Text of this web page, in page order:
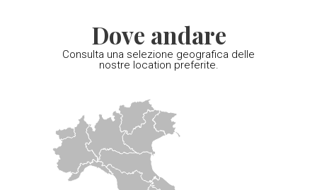
Dove andare
Consulta una selezione geografica delle
nostre location preferite.